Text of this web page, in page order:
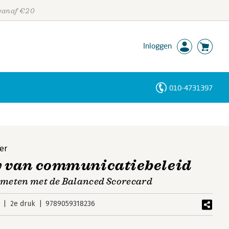
€20
Inloggen
010-4731397
communicatiebeleid
met de Balanced Scorecard
2e druk 9789059318236
Personen